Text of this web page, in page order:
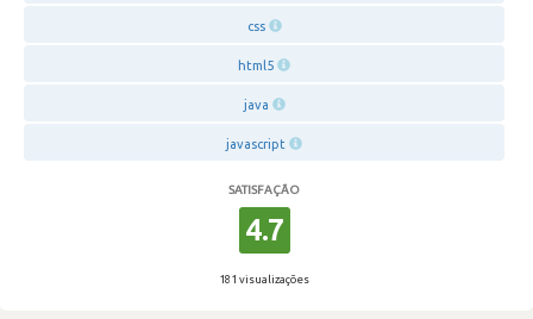
css
html5
java
javascript
SATISFAÇÃO
4.7
181 visualizações